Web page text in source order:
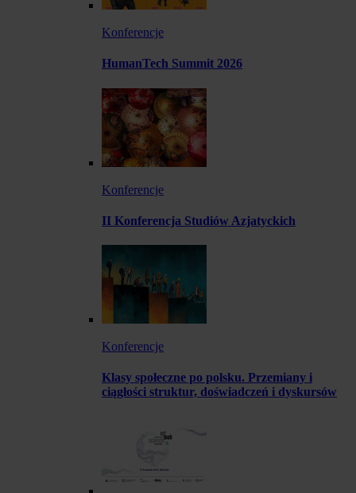
Konferencje
HumanTech Summit 2026
Konferencje
II Konferencja Studiów Azjatyckich
Konferencje
Klasy społeczne po polsku. Przemiany i
ciągłości struktur, doświadczeń i dyskursów